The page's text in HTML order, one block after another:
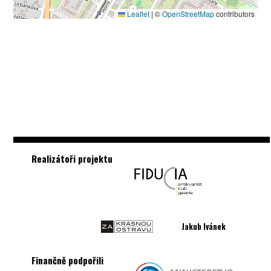
Leaflet| ©OpenStreetMapcontributors
Realizátoři projektu
Jakub Ivánek
Finančně podpořili